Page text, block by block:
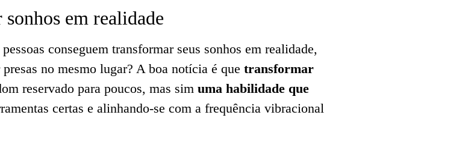
em realidade
conseguem transformar seus sonhos em realidade,
no mesmo lugar? A boa notícia é que transformar
reservado para poucos, mas sim uma habilidade que
certas e alinhando-se com a frequência vibracional